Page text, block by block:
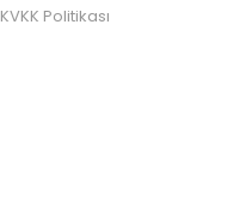
KVKK Politikası